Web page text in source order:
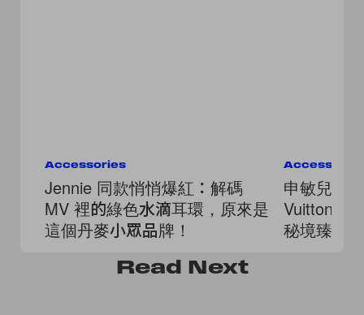
Accessories
Jennie 同款悄悄爆紅：解碼
MV 裡的綠色水滴耳環，原來是
這個丹麥小眾品牌！
申敏兒首
Vuitton 頂
秘境臻藏
Read Next